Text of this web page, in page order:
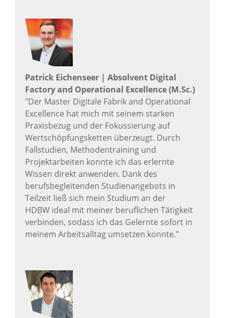
Patrick Eichenseer | Absolvent Digital
Factory and Operational Excellence (M.Sc.)
"Der Master Digitale Fabrik and Operational
Excellence hat mich mit seinem starken
Praxisbezug und der Fokussierung auf
Wertschöpfungsketten überzeugt. Durch
Fallstudien, Methodentraining und
Projektarbeiten konnte ich das erlernte
Wissen direkt anwenden. Dank des
berufsbegleitenden Studienangebots in
Teilzeit ließ sich mein Studium an der
HDBW ideal mit meiner beruflichen Tätigkeit
verbinden, sodass ich das Gelernte sofort in
meinem Arbeitsalltag umsetzen konnte."